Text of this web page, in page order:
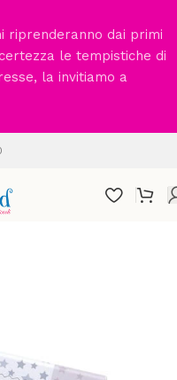
riprenderanno dai primi
le tempistiche di
la invitiamo a